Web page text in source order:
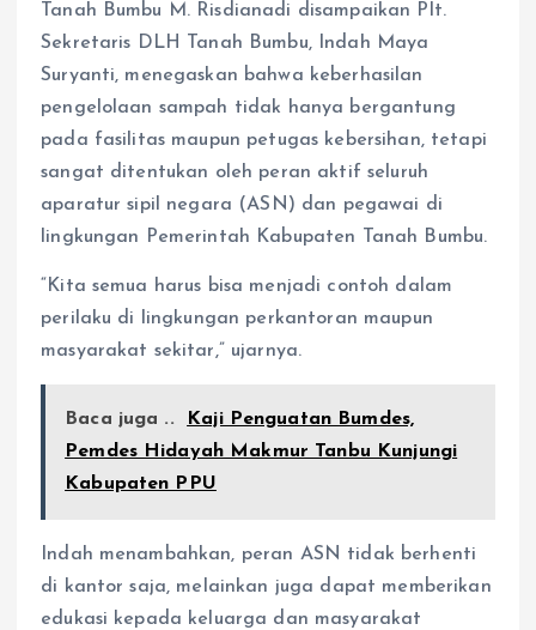
Tanah Bumbu M. Risdianadi disampaikan Plt.
Sekretaris DLH Tanah Bumbu, Indah Maya
Suryanti, menegaskan bahwa keberhasilan
pengelolaan sampah tidak hanya bergantung
pada fasilitas maupun petugas kebersihan, tetapi
sangat ditentukan oleh peran aktif seluruh
aparatur sipil negara (ASN) dan pegawai di
lingkungan Pemerintah Kabupaten Tanah Bumbu.
“Kita semua harus bisa menjadi contoh dalam
perilaku di lingkungan perkantoran maupun
masyarakat sekitar,” ujarnya.
Baca juga ..
Kaji Penguatan Bumdes,
Pemdes Hidayah Makmur Tanbu Kunjungi
Kabupaten PPU
Indah menambahkan, peran ASN tidak berhenti
di kantor saja, melainkan juga dapat memberikan
edukasi kepada keluarga dan masyarakat